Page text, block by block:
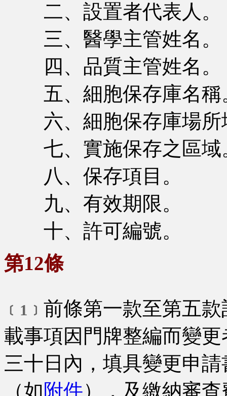
二、設置者代表人。
三、醫學主管姓名。
四、品質主管姓名。
五、細胞保存庫名稱
六、細胞保存庫場所
七、實施保存之區域
八、保存項目。
九、有效期限。
十、許可編號。
第12條
﹝1﹞ 前條第一款至第五
載事項因門牌整編而變
三十日內，填具變更申
（如 附件），及繳納審